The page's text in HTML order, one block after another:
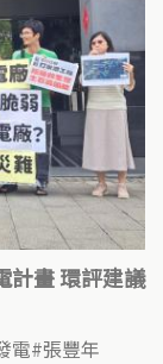
計畫 環評建議
電 張豐年